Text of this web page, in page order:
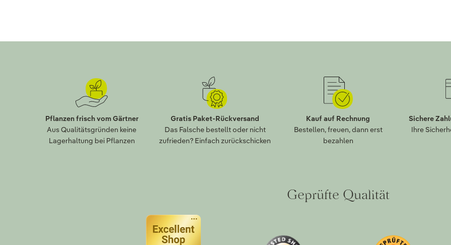
Pflanzen frisch vom Gärtner
Aus Qualitätsgründen keine
Lagerhaltung bei Pflanzen
Gratis Paket-Rückversand
Das Falsche bestellt oder nicht
zufrieden? Einfach zurückschicken
Kauf auf Rechnung
Bestellen, freuen, dann erst
bezahlen
Sichere
Ihre
Geprüfte Qualität